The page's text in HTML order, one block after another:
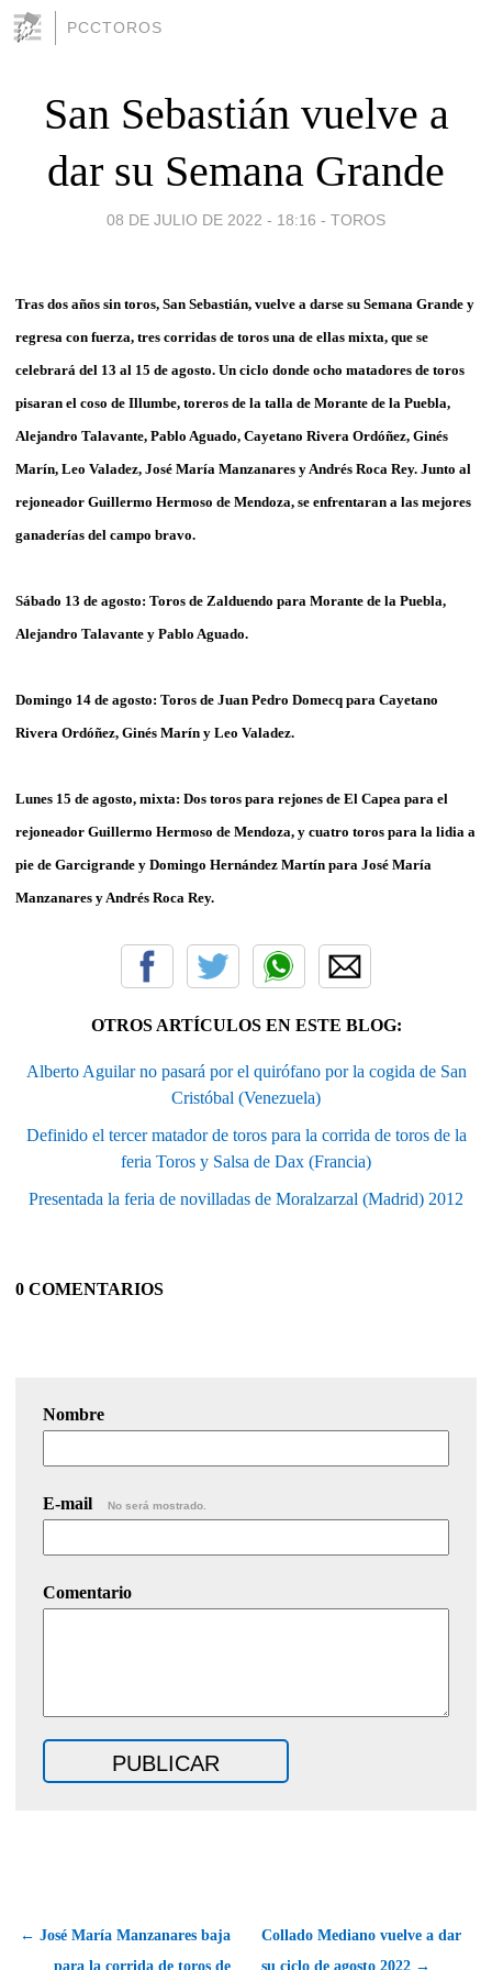
PCCTOROS
San Sebastián vuelve a
dar su Semana Grande
08 DE JULIO DE 2022 - 18:16 - TOROS
Tras dos años sin toros, San Sebastián, vuelve a darse su Semana Grande y
regresa con fuerza, tres corridas de toros una de ellas mixta, que se
celebrará del 13 al 15 de agosto. Un ciclo donde ocho matadores de toros
pisaran el coso de Illumbe, toreros de la talla de Morante de la Puebla,
Alejandro Talavante, Pablo Aguado, Cayetano Rivera Ordóñez, Ginés
Marín, Leo Valadez, José María Manzanares y Andrés Roca Rey. Junto al
rejoneador Guillermo Hermoso de Mendoza, se enfrentaran a las mejores
ganaderías del campo bravo.
Sábado 13 de agosto: Toros de Zalduendo para Morante de la Puebla,
Alejandro Talavante y Pablo Aguado.
Domingo 14 de agosto: Toros de Juan Pedro Domecq para Cayetano
Rivera Ordóñez, Ginés Marín y Leo Valadez.
Lunes 15 de agosto, mixta: Dos toros para rejones de El Capea para el
rejoneador Guillermo Hermoso de Mendoza, y cuatro toros para la lidia a
pie de Garcigrande y Domingo Hernández Martín para José María
Manzanares y Andrés Roca Rey.
OTROS ARTÍCULOS EN ESTE BLOG:
Alberto Aguilar no pasará por el quirófano por la cogida de San
Cristóbal (Venezuela)
Definido el tercer matador de toros para la corrida de toros de la
feria Toros y Salsa de Dax (Francia)
Presentada la feria de novilladas de Moralzarzal (Madrid) 2012
0 COMENTARIOS
Nombre
E-mail No será mostrado.
Comentario
← José María Manzanares baja
para la corrida de toros de
Collado Mediano vuelve a dar
su ciclo de agosto 2022 →